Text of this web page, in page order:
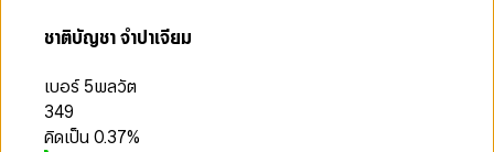
ชาติบัญชา จำปาเจียม
เบอร์ 5พลวัต
349
คิดเป็น0.37%